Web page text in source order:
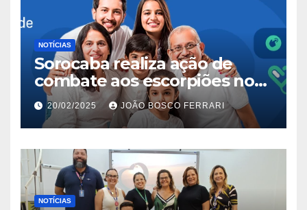
NOTÍCIAS
Sorocaba realiza ação de
combate aos escorpiões no
Jardim São Carlos
20/02/2025 JOÃO BOSCO FERRARI
NOTÍCIAS